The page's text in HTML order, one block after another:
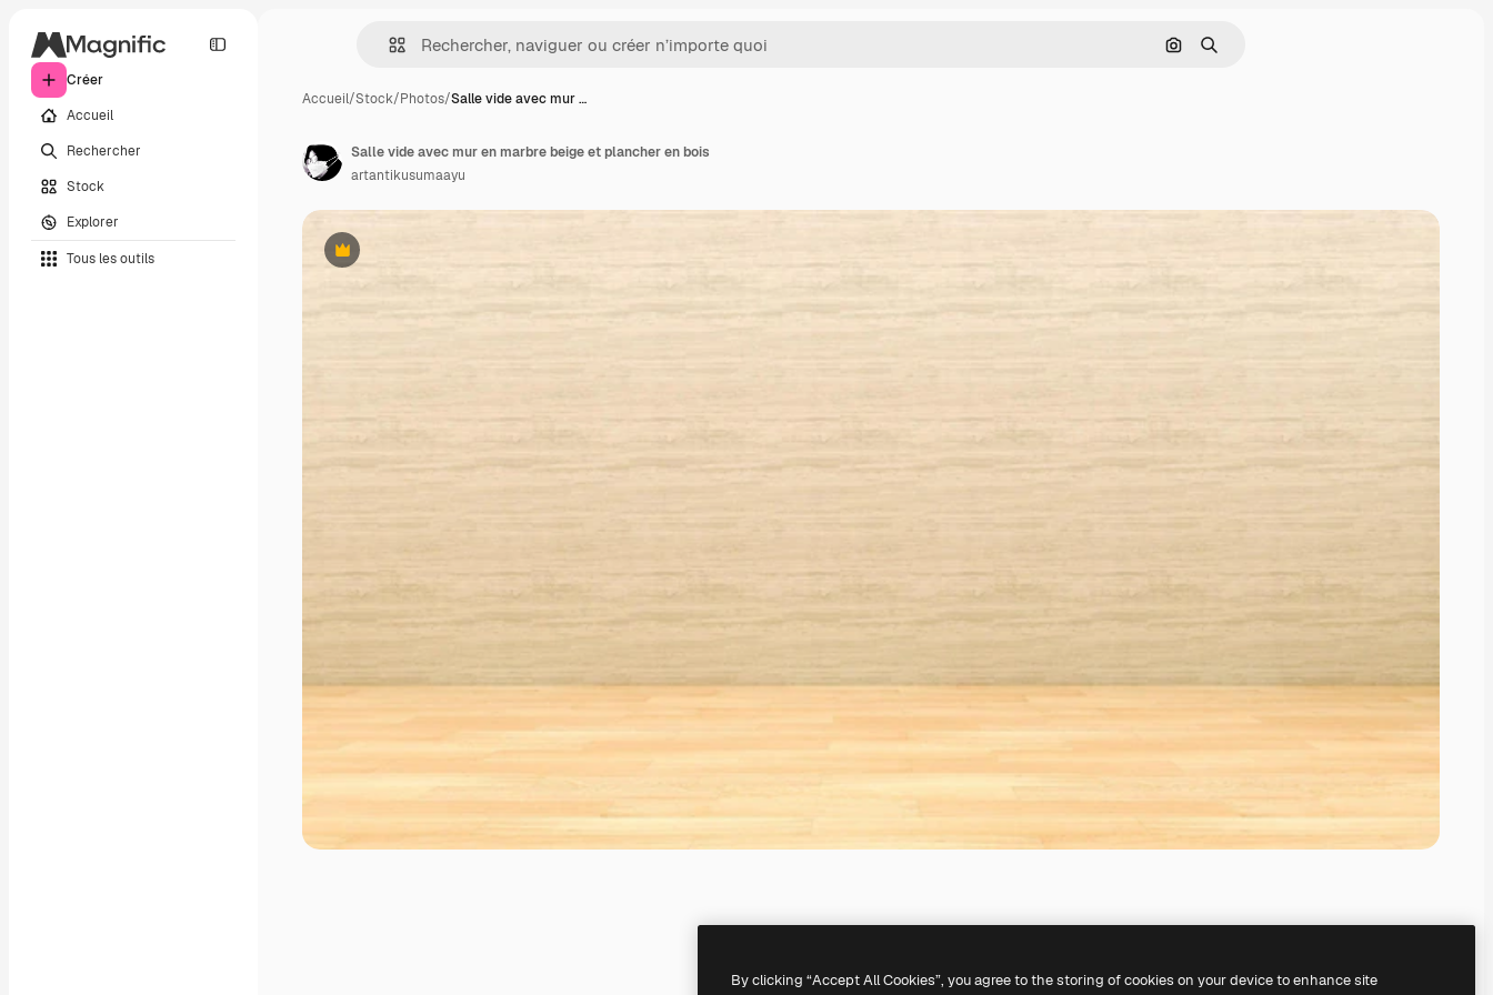
Créer
Accueil
Rechercher
Stock
Explorer
Tous les outils
Rechercher par image
Rechercher
Accueil/Stock/Photos/Salle vide avec mur …
Premium
Salle vide avec mur en marbre beige et plancher en bois
artantikusumaayu
By clicking “Accept All Cookies”, you agree to the storing of cookies on your device to enhance site